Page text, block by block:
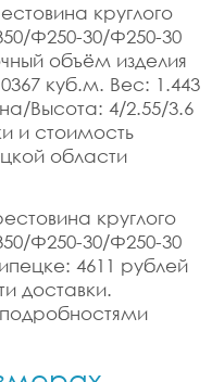
круглого
Ф250-30/Ф250-30
объём изделия
куб.м. Вес: 1.443
Высота: 4/2.55/3.6
и стоимость
области
круглого
Ф250-30/Ф250-30
4611 рублей
доставки.